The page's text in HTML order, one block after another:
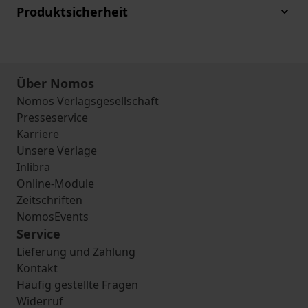
Produktsicherheit
Über Nomos
Nomos Verlagsgesellschaft
Presseservice
Karriere
Unsere Verlage
Inlibra
Online-Module
Zeitschriften
NomosEvents
Service
Lieferung und Zahlung
Kontakt
Häufig gestellte Fragen
Widerruf